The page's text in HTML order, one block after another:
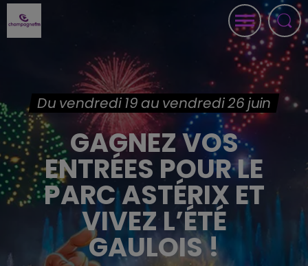
Du vendredi 19 au vendredi 26 juin
GAGNEZ VOS
ENTRÉES POUR LE
PARC ASTÉRIX ET
VIVEZ L’ÉTÉ
GAULOIS !